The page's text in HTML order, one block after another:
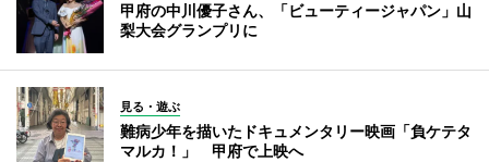
甲府の中川優子さん、「ビューティージャパン」山
梨大会グランプリに
見る・遊ぶ
難病少年を描いたドキュメンタリー映画「負ケテタ
マルカ！」 甲府で上映へ